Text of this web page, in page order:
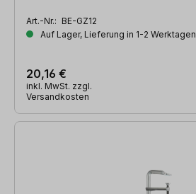
Art.-Nr.: BE-GZ12
Auf Lager, Lieferung in 1-2 Werktagen
20,16 €
inkl. MwSt. zzgl.
Versandkosten